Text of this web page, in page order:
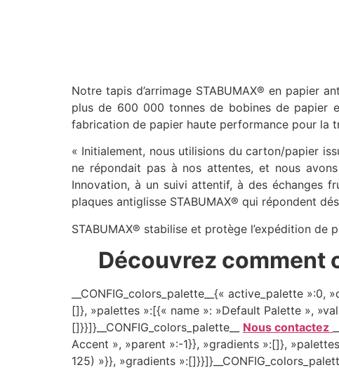
Notre tapis d’arrimage STABUMAX® en papier
plus de 600 000 tonnes de bobines de papier
fabrication de papier haute performance pour la
« Initialement, nous utilisions du carton/papier
ne répondait pas à nos attentes, et nous
Innovation, à un suivi attentif, à des échanges
plaques antiglisse STABUMAX® qui répondent
STABUMAX® stabilise et protège l’expédition
Découvrez comment
__CONFIG_colors_palette__{« active_palette
[]}, »palettes »:[{« name »: »Default Palette »,
[]}}]}__CONFIG_colors_palette__ Nous contactez
Accent », »parent »:-1}}, »gradients »:[]},
125) »}}, »gradients